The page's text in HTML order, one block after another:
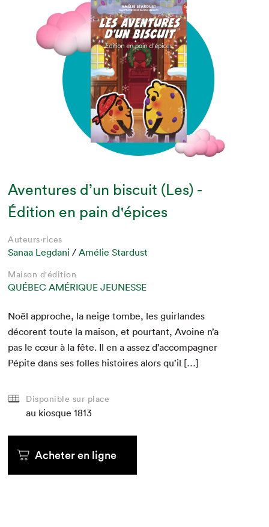
Aventures d’un biscuit (Les) -
Édition en pain d'épices
Auteurs·rices
Sanaa Legdani /Amélie Stardust
Maison d'édition
QUÉBEC AMÉRIQUE JEUNESSE
Noël approche, la neige tombe, les guir­lan­des
décorent toute la mai­son, et pour­tant, Avoine n’a
pas le cœur à la fête. Il en a assez d’accompagner
Pépite dans ses folles his­toires alors qu’il […]
Disponible sur place
au kiosque 1813
Acheter en ligne